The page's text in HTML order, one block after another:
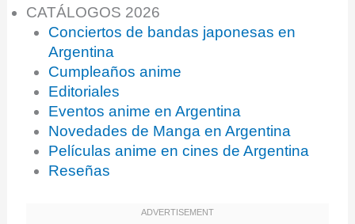
CATÁLOGOS 2026
Conciertos de bandas japonesas en
Argentina
Cumpleaños anime
Editoriales
Eventos anime en Argentina
Novedades de Manga en Argentina
Películas anime en cines de Argentina
Reseñas